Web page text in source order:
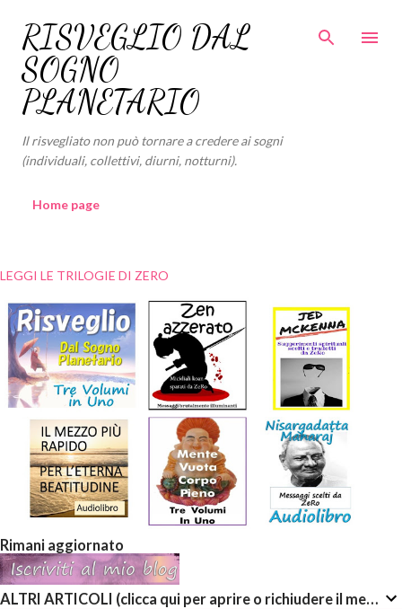
Passa ai contenuti principali
RISVEGLIO DAL
SOGNO
PLANETARIO
Il risvegliato non può tornare a credere ai sogni
(individuali, collettivi, diurni, notturni).
Home page
LEGGI LE TRILOGIE DI ZERO
Rimani aggiornato
ALTRI ARTICOLI (clicca qui per aprire o richiudere il menù a discesa)